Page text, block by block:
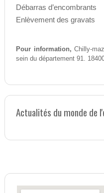
Débarras d’encombrants
Enlèvement des gravats
Pour information, Chilly-
sein du département 91.
Actualités du monde de